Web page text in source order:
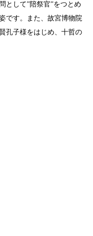
として”陪祭官”をつとめ
です。また、故宮博物院
孔子様をはじめ、十哲の